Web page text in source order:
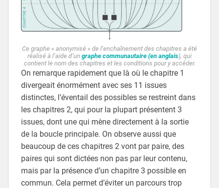
Ce graphe « anonymisé » de l’enchaînement des chapitres a été
réalisé à l’aide d’un graphe communautaire (en anglais), qui
contient le nom des chapitres et les conditions pour y accéder.
On remarque rapidement que là où le chapitre 1
divergeait énormément avec ses 11 issues
distinctes, l’éventail des possibles se restreint dans
les chapitres 2, qui pour la plupart présentent 3
issues, dont une qui mène directement à la sortie
de la boucle principale. On observe aussi que
beaucoup de ces chapitres 2 vont par paire, des
paires qui sont dictées non pas par leur contenu,
mais par la présence d’un chapitre 3 possible en
commun. Cela permet d’éviter un parcours trop